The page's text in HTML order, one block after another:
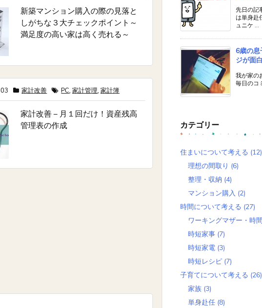
新築マンション購入の際の見落と
しがちな３大チェックポイント～
満足度の高い家は高く売れる～
家計改善 PC,家計管理,家計簿
家計改善 – 月１回だけ！資産残高
管理表の作成
先日の記
は単身赴
ュニケ ...
6歳の息
ジが面
我が家の
毎日のコ
カテゴリー
住まいについて考える (12)
理想の間取り (6)
整理・収納 (4)
マンション購入 (2)
時間について考える (27)
ワーキングマザー・時
時短家事 (7)
時短家電 (3)
時短レシピ (7)
子育てについて考える (26)
家族 (3)
単身赴任 (8)